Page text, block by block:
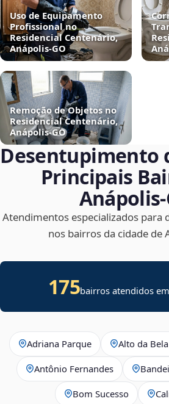
Uso de Equipamento
Profissional no
Residencial Centenário,
Anápolis‑GO
Remoção de Objetos no
Residencial Centenário,
Anápolis‑GO
Desentupimento
Principais
Atendimentos especializados para
nos bairros da cidade de
175bairros atendidos
Adriana Parque Alto da
Antônio Fernandes
Bom Sucesso